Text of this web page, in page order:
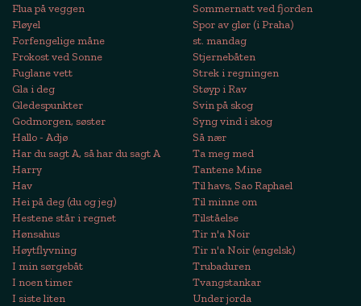
Flua på veggen
Fløyel
Forfengelige måne
Frokost ved Sonne
Fuglane vett
Gla i deg
Gledespunkter
Godmorgen, søster
Hallo - Adjø
Har du sagt A, så har du sagt A
Harry
Hav
Hei på deg (du og jeg)
Hestene står i regnet
Hønsahus
Høytflyvning
I min sørgebåt
I noen timer
I siste liten
Sommernatt ved fjorden
Spor av glør (i Praha)
st. mandag
Stjernebåten
Strek i regningen
Støyp i Rav
Svin på skog
Syng vind i skog
Så nær
Ta meg med
Tantene Mine
Til havs, Sao Raphael
Til minne om
Tilståelse
Tir n'a Noir
Tir n'a Noir (engelsk)
Trubaduren
Tvangstankar
Under jorda